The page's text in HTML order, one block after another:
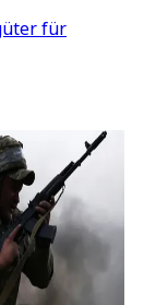
für